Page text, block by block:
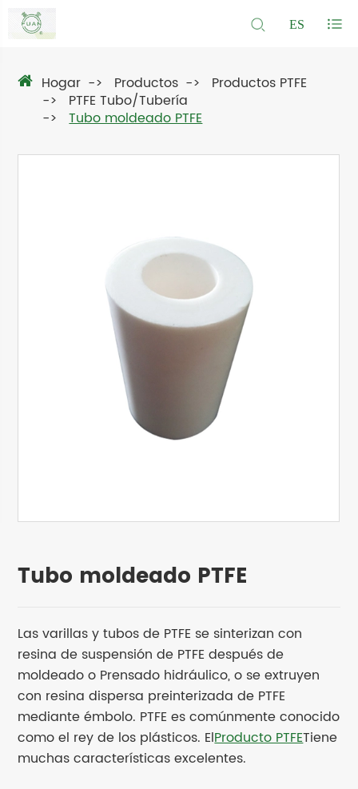
ES
Hogar Productos
Productos PTFE
PTFE Tubo/Tubería
Tubo moldeado PTFE
Tubo moldeado PTFE
Las varillas y tubos de PTFE se sinterizan con
resina de suspensión de PTFE después de
moldeado o Prensado hidráulico, o se extruyen
con resina dispersa preinterizada de PTFE
mediante émbolo. PTFE es comúnmente conocido
como el rey de los plásticos. ElProducto PTFETiene
muchas características excelentes.